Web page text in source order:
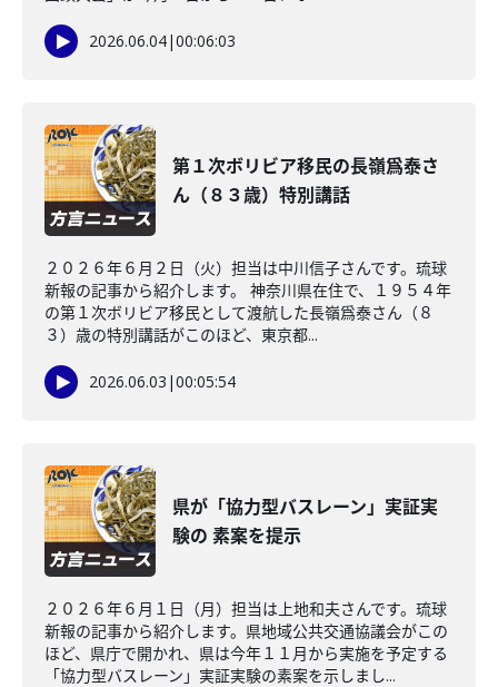
2026.06.04|00:06:03
第１次ボリビア移民の長嶺爲泰さ
ん（８３歳）特別講話
２０２６年６月２日（火）担当は中川信子さんです。琉球
新報の記事から紹介します。 神奈川県在住で、１９５４年
の第１次ボリビア移民として渡航した長嶺爲泰さん（８
３）歳の特別講話がこのほど、東京都...
2026.06.03 |00:05:54
県が「協力型バスレーン」実証実
験の 素案を提示
２０２６年６月１日（月）担当は上地和夫さんです。琉球
新報の記事から紹介します。県地域公共交通協議会がこの
ほど、県庁で開かれ、県は今年１１月から実施を予定する
「協力型バスレーン」実証実験の素案を示しまし...